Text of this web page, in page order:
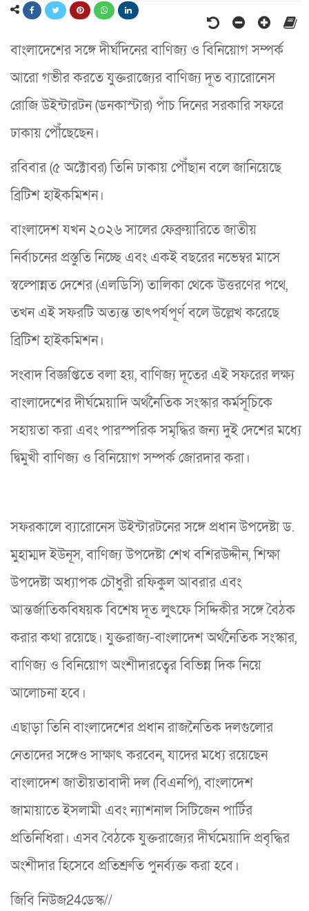
বাংলাদেশের সঙ্গে দীর্ঘদিনের বাণিজ্য ও বিনিয়োগ সম্পর্ক
আরো গভীর করতে যুক্তরাজ্যের বাণিজ্য দূত ব্যারোনেস
রোজি উইন্টারটন (ডনকাস্টার) পাঁচ দিনের সরকারি সফরে
ঢাকায় পৌঁছেছেন।
রবিবার (৫ অক্টোবর) তিনি ঢাকায় পৌঁছান বলে জানিয়েছে
ব্রিটিশ হাইকমিশন।
বাংলাদেশ যখন ২০২৬ সালের ফেব্রুয়ারিতে জাতীয়
নির্বাচনের প্রস্তুতি নিচ্ছে এবং একই বছরের নভেম্বর মাসে
স্বল্পোন্নত দেশের (এলডিসি) তালিকা থেকে উত্তরণের পথে,
তখন এই সফরটি অত্যন্ত তাৎপর্যপূর্ণ বলে উল্লেখ করেছে
ব্রিটিশ হাইকমিশন।
সংবাদ বিজ্ঞপ্তিতে বলা হয়, বাণিজ্য দূতের এই সফরের লক্ষ্য
বাংলাদেশের দীর্ঘমেয়াদি অর্থনৈতিক সংস্কার কর্মসূচিকে
সহায়তা করা এবং পারস্পরিক সমৃদ্ধির জন্য দুই দেশের মধ্যে
দ্বিমুখী বাণিজ্য ও বিনিয়োগ সম্পর্ক জোরদার করা।
সফরকালে ব্যারোনেস উইন্টারটনের সঙ্গে প্রধান উপদেষ্টা ড.
মুহাম্মদ ইউনূস, বাণিজ্য উপদেষ্টা শেখ বশিরউদ্দীন, শিক্ষা
উপদেষ্টা অধ্যাপক চৌধুরী রফিকুল আবরার এবং
আন্তর্জাতিকবিষয়ক বিশেষ দূত লুৎফে সিদ্দিকীর সঙ্গে বৈঠক
করার কথা রয়েছে। যুক্তরাজ্য-বাংলাদেশ অর্থনৈতিক সংস্কার,
বাণিজ্য ও বিনিয়োগ অংশীদারত্বের বিভিন্ন দিক নিয়ে
আলোচনা হবে।
এছাড়া তিনি বাংলাদেশের প্রধান রাজনৈতিক দলগুলোর
নেতাদের সঙ্গেও সাক্ষাৎ করবেন, যাদের মধ্যে রয়েছেন
বাংলাদেশ জাতীয়তাবাদী দল (বিএনপি), বাংলাদেশ
জামায়াতে ইসলামী এবং ন্যাশনাল সিটিজেন পার্টির
প্রতিনিধিরা। এসব বৈঠকে যুক্তরাজ্যের দীর্ঘমেয়াদি প্রবৃদ্ধির
অংশীদার হিসেবে প্রতিশ্রুতি পুনর্ব্যক্ত করা হবে।
জিবি নিউজ24ডেস্ক//